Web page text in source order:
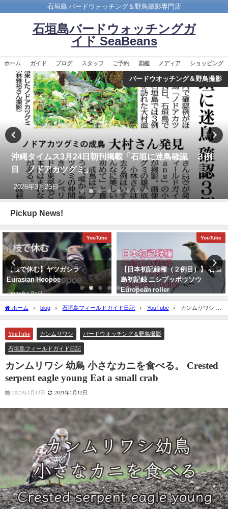
石垣島 バードウォッチング＆野鳥撮影専門店
石垣島バードウォッチングガ
イド SeaBeans
ホーム ガイド ブログ スタッフ ご予約 図鑑 メディア ショッピング
バードウオッチング＆野鳥撮影
沖縄タイムス3月24日朝刊掲載「石垣に迷鳥確認 ３例
目 ノドアカツグミ」
2026年3月25日
Pickup News!
YouTube
【枝で休む】ヤツガシラ
Eurasian Hoopoe
2026年3月3日
YouTube
【日本初記録種（２例目）】 石垣
島初記録 ニシブッポウソウ
European roller
ホーム blog 石垣島フィールドガイド日記 YouTube
カンムリワシ 幼
鳥 小さなカニを食べる。 Crested serpent eagle young Eat a small crab
YouTube カンムリワシ バードウオッチング＆野鳥撮影
石垣島フィールドガイド日記
カンムリワシ 幼鳥 小さなカニを食べる。 Crested
serpent eagle young Eat a small crab
2021年1月12日 2021年1月12日